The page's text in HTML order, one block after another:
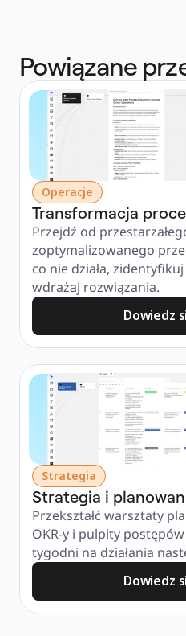
Powiązane
Operacje
Transformacja
Przejdź od
zoptymalizowanego
co nie działa,
wdrażaj rozwiązania.
Dowiedz
Strategia
Strategia i
Przekształć warsztaty
OKR-y i pulpity
tygodni na działania
Dowiedz